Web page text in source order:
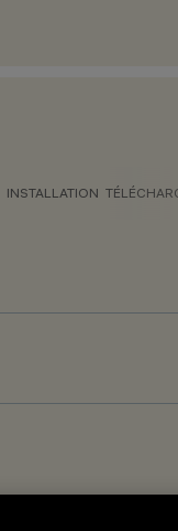
INSTALLATION